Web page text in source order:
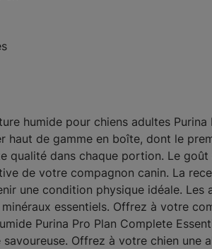
humide pour chiens adultes
de gamme en boîte, dont le
qualité dans chaque portion. Le
de votre compagnon canin. La
une condition physique idéale.
essentiels. Offrez à votre
Purina Pro Plan Complete
Offrez à votre chien une